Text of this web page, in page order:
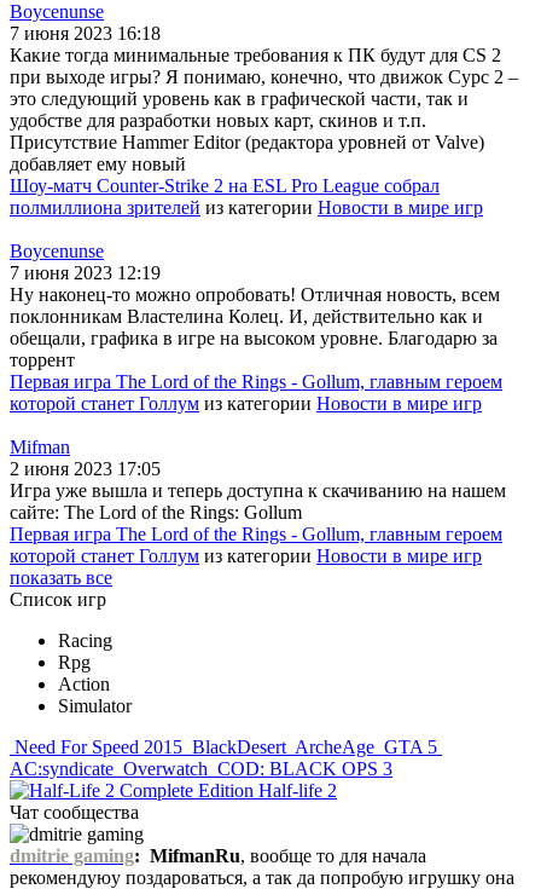
Boycenunse
7 июня 2023 16:18
Какие тогда минимальные требования к ПК будут для CS 2
при выходе игры? Я понимаю, конечно, что движок Сурс 2 –
это следующий уровень как в графической части, так и
удобстве для разработки новых карт, скинов и т.п.
Присутствие Hammer Editor (редактора уровней от Valve)
добавляет ему новый
Шоу-матч Counter-Strike 2 на ESL Pro League собрал
полмиллиона зрителей из категории Новости в мире игр
Boycenunse
7 июня 2023 12:19
Ну наконец-то можно опробовать! Отличная новость, всем
поклонникам Властелина Колец. И, действительно как и
обещали, графика в игре на высоком уровне. Благодарю за
торрент
Первая игра The Lord of the Rings - Gollum, главным героем
которой станет Голлум из категории Новости в мире игр
Mifman
2 июня 2023 17:05
Игра уже вышла и теперь доступна к скачиванию на нашем
сайте: The Lord of the Rings: Gollum
Первая игра The Lord of the Rings - Gollum, главным героем
которой станет Голлум из категории Новости в мире игр
показать все
Список игр
Racing
Rpg
Action
Simulator
Need For Speed 2015 BlackDesert ArcheAge GTA 5
AC:syndicate Overwatch COD: BLACK OPS 3
Half-life 2
Чат сообщества
dmitrie gaming: MifmanRu, вообще то для начала
рекомендуюу поздароваться, а так да попробую игрушку она